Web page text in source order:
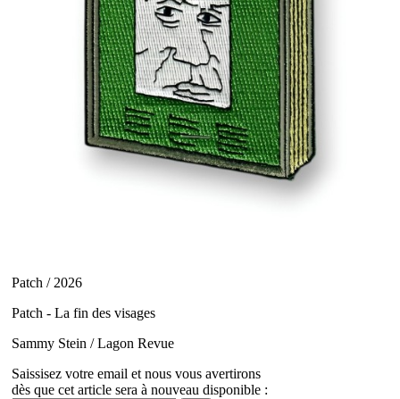
Patch / 2026
Patch - La fin des visages
Sammy Stein / Lagon Revue
Saissisez votre email et nous vous avertirons
dès que cet article sera à nouveau disponible :